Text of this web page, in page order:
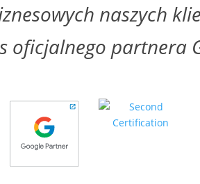
naszych
oficjalnego partnera